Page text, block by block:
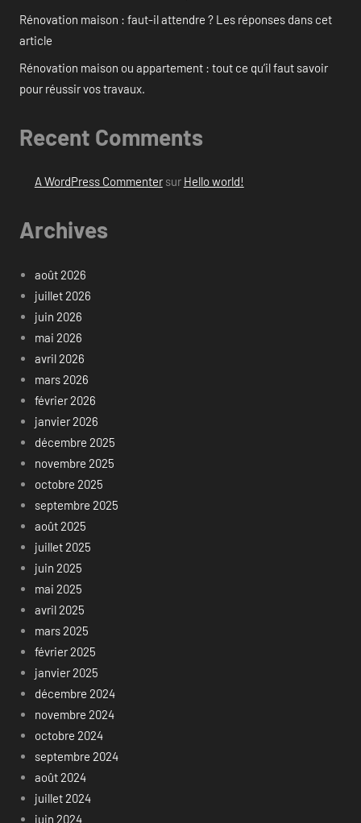
Rénovation maison : faut-il attendre ? Les réponses dans cet
article
Rénovation maison ou appartement : tout ce qu’il faut savoir
pour réussir vos travaux.
Recent Comments
A WordPress Commentersur Hello world!
Archives
août 2026
juillet 2026
juin 2026
mai 2026
avril 2026
mars 2026
février 2026
janvier 2026
décembre 2025
novembre 2025
octobre 2025
septembre 2025
août 2025
juillet 2025
juin 2025
mai 2025
avril 2025
mars 2025
février 2025
janvier 2025
décembre 2024
novembre 2024
octobre 2024
septembre 2024
août 2024
juillet 2024
juin 2024